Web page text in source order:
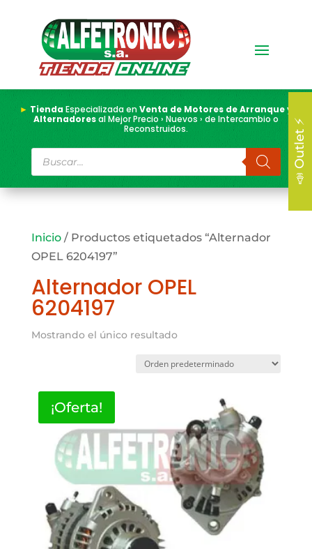
► TiendaEspecializada enVenta de Motores de Arranque y
Alternadoresal Mejor Precio › Nuevos › de Intercambio o
Reconstruidos.
Búsqueda
de
productos
Inicio/ Productos etiquetados “Alternador
OPEL 6204197”
Alternador OPEL
6204197
Mostrando el único resultado
¡Oferta!
📣 Outlet ⚡